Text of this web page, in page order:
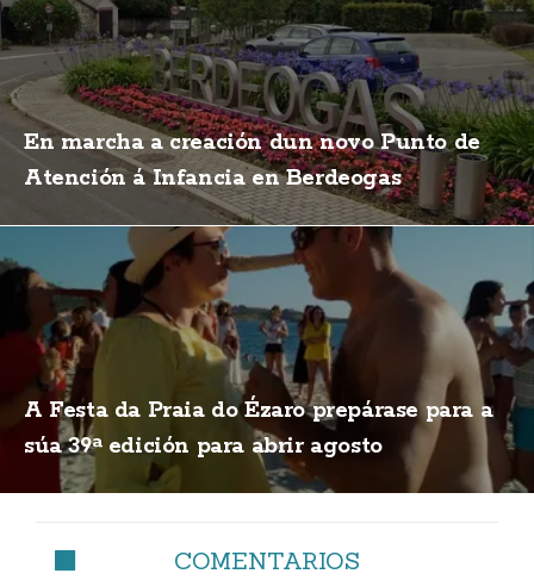
En marcha a creación dun novo Punto de
Atención á Infancia en Berdeogas
A Festa da Praia do Ézaro prepárase para a
súa 39ª edición para abrir agosto
COMENTARIOS